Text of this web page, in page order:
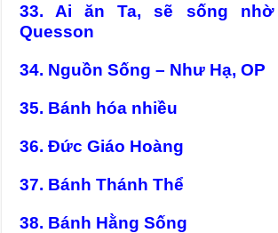
33. Ai ăn Ta, sẽ sống nhờ
Quesson
34. Nguồn Sống – Như Hạ, OP
35. Bánh hóa nhiều
36. Đức Giáo Hoàng
37. Bánh Thánh Thể
38. Bánh Hằng Sống